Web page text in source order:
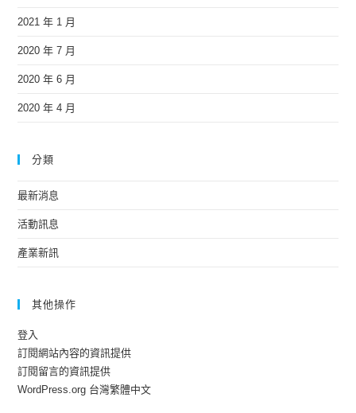
2021 年 1 月
2020 年 7 月
2020 年 6 月
2020 年 4 月
分類
最新消息
活動訊息
產業新訊
其他操作
登入
訂閱網站內容的資訊提供
訂閱留言的資訊提供
WordPress.org 台灣繁體中文